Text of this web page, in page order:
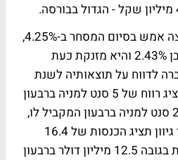
מניית גיוון אימג'ינג, שקפצה אמש בסיום המסחר ב-4.25%,
פתחה הבוקר בפער חיובי בן 2.43% והיא מזנקת כעת
החברה לדווח על תוצאותיה לשנת
2004 ובשוק מצפים, כי תציג רווח של 5 סנט למניה ברבעון
החולף, לעומת הפסד של 2 סנט למניה ברבעון המקביל לו,
שנת 2003. CIBC חוזה, כי גיוון תציג הכנסות של 16.4
מיליון דולר אל מול הכנסות בגובה 12.5 מיליון דולר ברבעון